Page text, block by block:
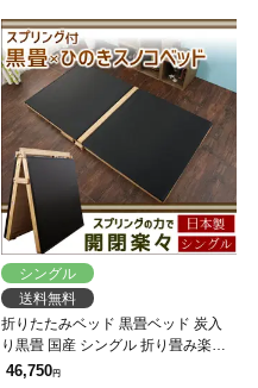
シングル
送料無料
折りたたみベッド 黒畳ベッド 炭入
り黒畳 国産 シングル 折り畳み楽々
スプリング付 ひのきすのこ 省スペ
46,750円